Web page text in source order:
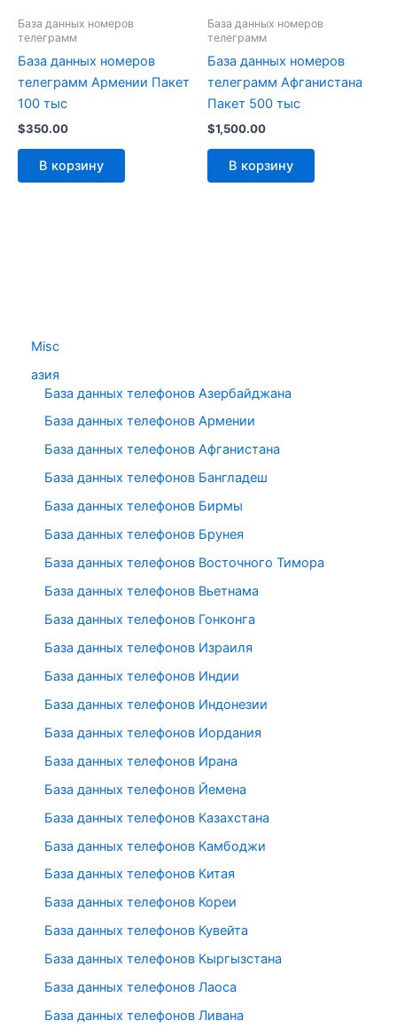
Misc
азия
База данных телефонов Азербайджана
База данных телефонов Армении
База данных телефонов Афганистана
База данных телефонов Бангладеш
База данных телефонов Бирмы
База данных телефонов Брунея
База данных телефонов Восточного Тимора
База данных телефонов Вьетнама
База данных телефонов Гонконга
База данных телефонов Израиля
База данных телефонов Индии
База данных телефонов Индонезии
База данных телефонов Иордания
База данных телефонов Ирана
База данных телефонов Йемена
База данных телефонов Казахстана
База данных телефонов Камбоджи
База данных телефонов Китая
База данных телефонов Кореи
База данных телефонов Кувейта
База данных телефонов Кыргызстана
База данных телефонов Лаоса
База данных телефонов Ливана
База данных номеров
телеграмм
База данных номеров
телеграмм Армении Пакет
100 тыс
$350.00
В корзину
База данных номеров
телеграмм
База данных номеров
телеграмм Афганистана
Пакет 500 тыс
$1,500.00
В корзину